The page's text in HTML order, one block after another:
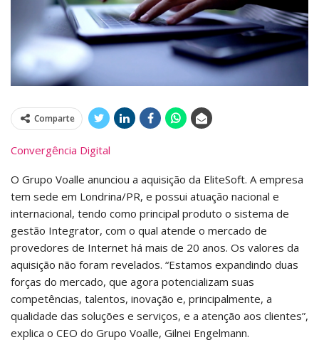
Comparte
Convergência Digital
O Grupo Voalle anunciou a aquisição da EliteSoft. A empresa
tem sede em Londrina/PR, e possui atuação nacional e
internacional, tendo como principal produto o sistema de
gestão Integrator, com o qual atende o mercado de
provedores de Internet há mais de 20 anos. Os valores da
aquisição não foram revelados. “Estamos expandindo duas
forças do mercado, que agora potencializam suas
competências, talentos, inovação e, principalmente, a
qualidade das soluções e serviços, e a atenção aos clientes”,
explica o CEO do Grupo Voalle, Gilnei Engelmann.